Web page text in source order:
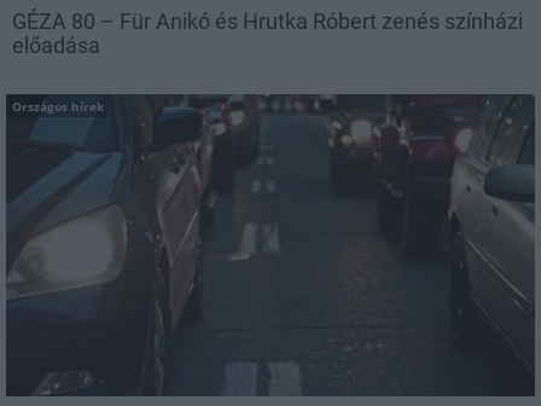
GÉZA 80 – Für Anikó és Hrutka Róbert zenés színházi
előadása
Országos hírek